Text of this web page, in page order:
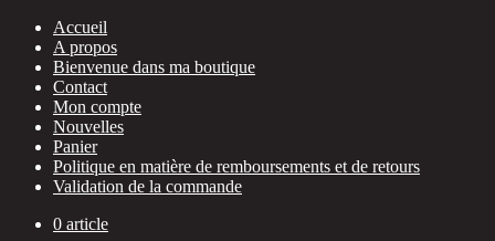
Accueil
A propos
Bienvenue dans ma boutique
Contact
Mon compte
Nouvelles
Panier
Politique en matière de remboursements et de retours
Validation de la commande
0 article